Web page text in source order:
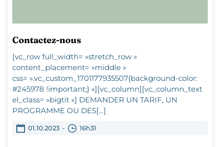
Contactez-nous
[vc_row full_width= »stretch_row »
content_placement= »middle »
css= ».vc_custom_1701177935507{background-color:
#245978 !important;} »][vc_column][vc_column_text
el_class= »bigtit »] DEMANDER UN TARIF, UN
PROGRAMME OU DES[…]
01.10.2023 - 16h31